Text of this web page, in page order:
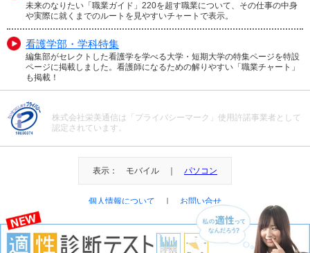
未来のなりたい「職業ガイド」220を超す職業について、その仕事の中身
や実際に就くまでのルートを見やすいチャートで表示。
看護学部・学科特集
編集部がセレクトした看護学を学べる大学・短期大学の特集ページを特設
ページに掲載しました。看護師になるための解りやすい「職業チャート」
も掲載！
株式会社栄美通信は「プライバシーマーク」使用許諾事業者として
認定されています。
表示： モバイル ｜ パソコン
個人情報について お問い合せ
＠Eibi Tsushin All Right Reserved.